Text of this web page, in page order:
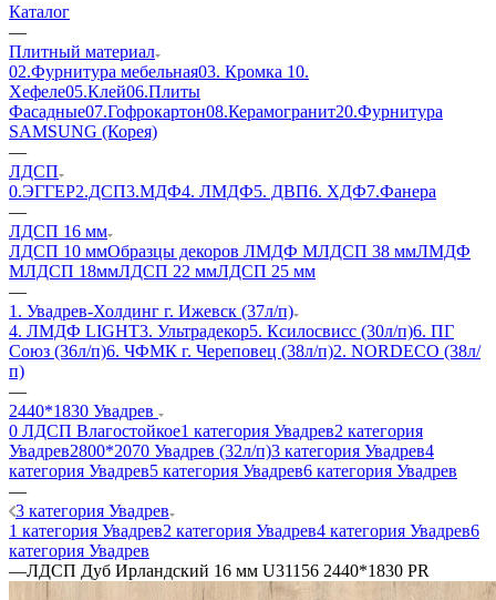
Каталог
—
Плитный материал
02.Фурнитура мебельная03. Кромка 10.
Хефеле05.Клей06.Плиты
Фасадные07.Гофрокартон08.Керамогранит20.Фурнитура
SAMSUNG (Корея)
—
ЛДСП
0.ЭГГЕР2.ДСП3.МДФ4. ЛМДФ5. ДВП6. ХДФ7.Фанера
—
ЛДСП 16 мм
ЛДСП 10 ммОбразцы декоров ЛМДФ МЛДСП 38 ммЛМДФ
МЛДСП 18ммЛДСП 22 ммЛДСП 25 мм
—
1. Увадрев-Холдинг г. Ижевск (37л/п)
4. ЛМДФ LIGHT3. Ультрадекор5. Ксилосвисс (30л/п)6. ПГ
Союз (36л/п)6. ЧФМК г. Череповец (38л/п)2. NORDECO (38л/
п)
—
2440*1830 Увадрев
0 ЛДСП Влагостойкое1 категория Увадрев2 категория
Увадрев2800*2070 Увадрев (32л/п)3 категория Увадрев4
категория Увадрев5 категория Увадрев6 категория Увадрев
—
3 категория Увадрев
1 категория Увадрев2 категория Увадрев4 категория Увадрев6
категория Увадрев
—ЛДСП Дуб Ирландский 16 мм U31156 2440*1830 PR